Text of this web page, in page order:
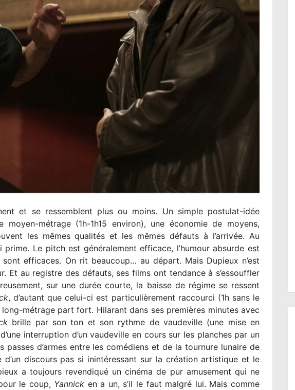
et se ressemblent plus ou moins. Un simple postulat-idée
métrage (1h-1h15 environ), une économie de moyens,
les mêmes qualités et les mêmes défauts à l’arrivée. Au
prime. Le pitch est généralement efficace, l’humour absurde est
efficaces. On rit beaucoup… au départ. Mais Dupieux n’est
Et au registre des défauts, ses films ont tendance à s’essouffler
sur une durée courte, la baisse de régime se ressent
, d’autant que celui-ci est particulièrement raccourci (1h sans le
métrage part fort. Hilarant dans ses premières minutes avec
brille par son ton et son rythme de vaudeville (une mise en
interruption d’un vaudeville en cours sur les planches par un
passes d’armes entre les comédiens et de la tournure lunaire de
discours pas si inintéressant sur la création artistique et le
a toujours revendiqué un cinéma de pur amusement qui ne
le coup, Yannick en a un, s’il le faut malgré lui. Mais comme